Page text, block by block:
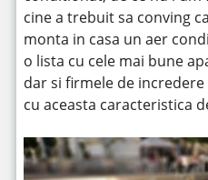
cine a trebuit sa conving
monta in casa un aer
o lista cu cele mai bune
dar si firmele de
cu aceasta caracteristica